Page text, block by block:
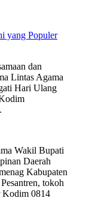
yang Populer
dan
Lintas Agama
Hari Ulang
Wakil Bupati
Daerah
Kabupaten
tokoh
Kodim 0814